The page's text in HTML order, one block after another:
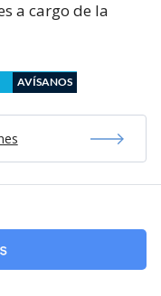
a cargo de la
AVÍSANOS